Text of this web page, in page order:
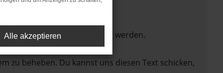
nicht mehr unterstützt werden.
zu beheben. Du kannst uns diesen Text schicken,
Alle akzeptieren